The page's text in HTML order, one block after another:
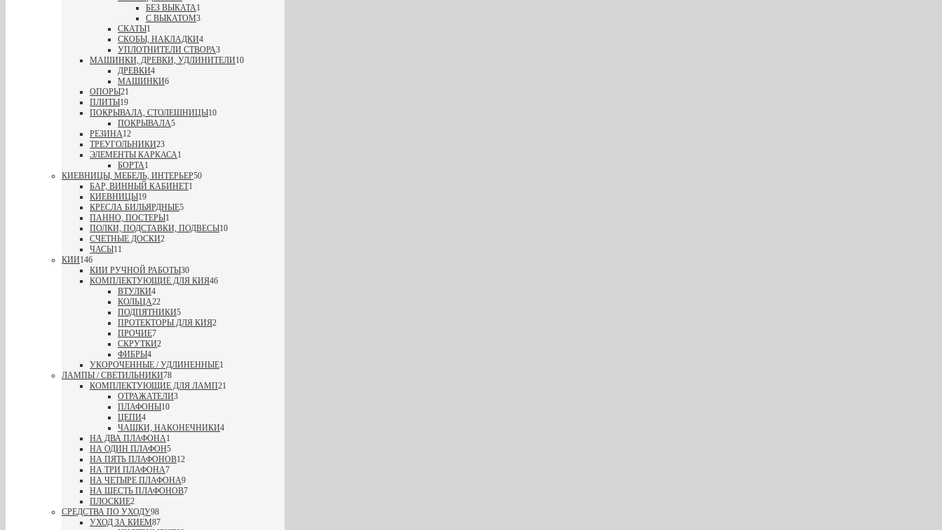
БЕЗ ВЫКАТА1
С ВЫКАТОМ3
СКАТЫ1
СКОБЫ, НАКЛАДКИ4
УПЛОТНИТЕЛИ СТВОРА3
МАШИНКИ, ДРЕВКИ, УДЛИНИТЕЛИ10
ДРЕВКИ4
МАШИНКИ6
ОПОРЫ21
ПЛИТЫ19
ПОКРЫВАЛА, СТОЛЕШНИЦЫ10
ПОКРЫВАЛА5
РЕЗИНА12
ТРЕУГОЛЬНИКИ23
ЭЛЕМЕНТЫ КАРКАСА1
БОРТА1
КИЕВНИЦЫ, МЕБЕЛЬ, ИНТЕРЬЕР50
БАР, ВИННЫЙ КАБИНЕТ1
КИЕВНИЦЫ19
КРЕСЛА БИЛЬЯРДНЫЕ5
ПАННО, ПОСТЕРЫ1
ПОЛКИ, ПОДСТАВКИ, ПОДВЕСЫ10
СЧЕТНЫЕ ДОСКИ2
ЧАСЫ11
КИИ146
КИИ РУЧНОЙ РАБОТЫ30
КОМПЛЕКТУЮЩИЕ ДЛЯ КИЯ46
ВТУЛКИ4
КОЛЬЦА22
ПОДПЯТНИКИ5
ПРОТЕКТОРЫ ДЛЯ КИЯ2
ПРОЧИЕ7
СКРУТКИ2
ФИБРЫ4
УКОРОЧЕННЫЕ / УДЛИНЕННЫЕ1
ЛАМПЫ / СВЕТИЛЬНИКИ78
КОМПЛЕКТУЮЩИЕ ДЛЯ ЛАМП21
ОТРАЖАТЕЛИ3
ПЛАФОНЫ10
ЦЕПИ4
ЧАШКИ, НАКОНЕЧНИКИ4
НА ДВА ПЛАФОНА1
НА ОДИН ПЛАФОН5
НА ПЯТЬ ПЛАФОНОВ12
НА ТРИ ПЛАФОНА7
НА ЧЕТЫРЕ ПЛАФОНА9
НА ШЕСТЬ ПЛАФОНОВ7
ПЛОСКИЕ2
СРЕДСТВА ПО УХОДУ98
УХОД ЗА КИЕМ87